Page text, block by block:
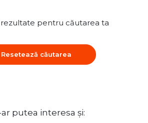
rezultate pentru căutarea ta
Resetează căutarea
ar putea interesa și: